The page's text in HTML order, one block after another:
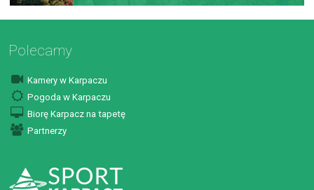
Polecamy
Kamery w Karpaczu
Pogoda w Karpaczu
Biorę Karpacz na tapetę
Partnerzy